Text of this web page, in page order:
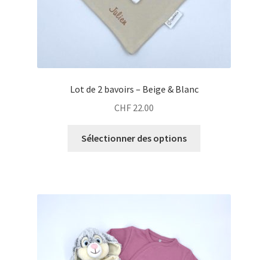
Lot de 2 bavoirs – Beige & Blanc
CHF 22.00
Sélectionner des options